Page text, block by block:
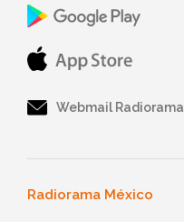
Webmail Radiorama
Radiorama México